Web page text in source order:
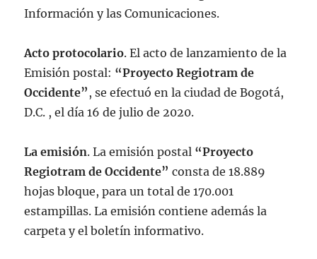
Información y las Comunicaciones.
Acto protocolario. El acto de lanzamiento de la
Emisión postal: “Proyecto Regiotram de
Occidente” , se efectuó en la ciudad de Bogotá,
D.C. , el día 16 de julio de 2020.
La emisión. La emisión postal “Proyecto
Regiotram de Occidente” consta de 18.889
hojas bloque, para un total de 170.001
estampillas. La emisión contiene además la
carpeta y el boletín informativo.